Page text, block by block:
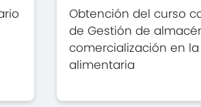
Obtención del curso
de Gestión de
comercialización en
alimentaria